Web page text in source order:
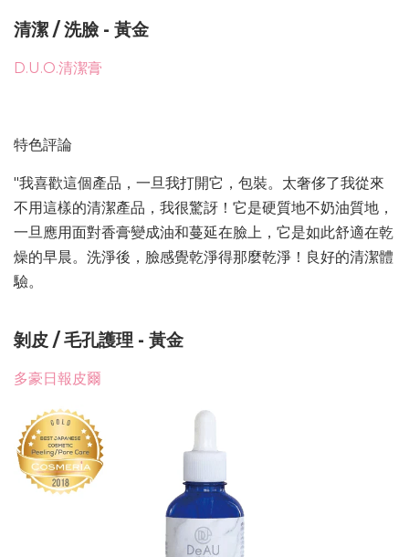
清潔 / 洗臉 - 黃金
D.U.O.清潔膏
特色評論
"我喜歡這個產品，一旦我打開它，包裝。太奢侈了我從來
不用這樣的清潔產品，我很驚訝！它是硬質地不奶油質地，
一旦應用面對香膏變成油和蔓延在臉上，它是如此舒適在乾
燥的早晨。洗淨後，臉感覺乾淨得那麼乾淨！良好的清潔體
驗。
剝皮 / 毛孔護理 - 黃金
多豪日報皮爾